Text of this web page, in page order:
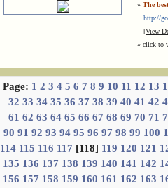
» The
http://
- [View
« click to
Page: 1 2 3 4 5 6 7 8 9 10 11 12 13
32 33 34 35 36 37 38 39 40 41 42
61 62 63 64 65 66 67 68 69 70 71
90 91 92 93 94 95 96 97 98 99 100
114 115 116 117 [118] 119 120 121
135 136 137 138 139 140 141 142
156 157 158 159 160 161 162 163